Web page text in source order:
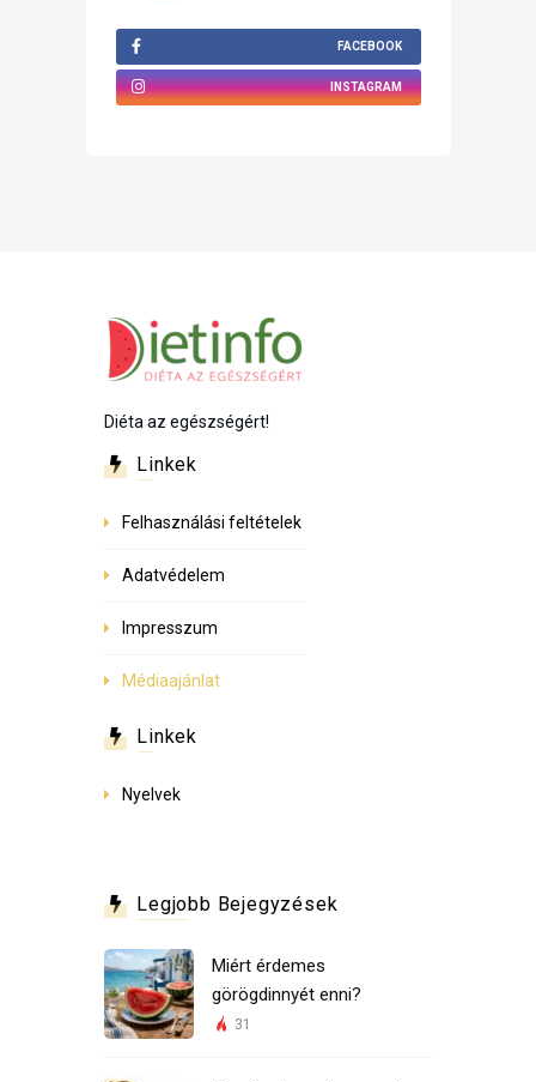
FACEBOOK
INSTAGRAM
Diéta az egészségért!
Linkek
Felhasználási feltételek
Adatvédelem
Impresszum
Médiaajánlat
Linkek
Nyelvek
Legjobb Bejegyzések
Miért érdemes
görögdinnyét enni?
31